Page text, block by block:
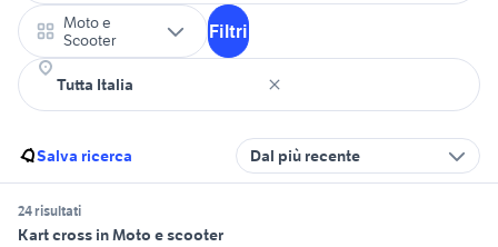
Moto e
Scooter
Filtri
Salva ricerca Dal più recente
24 risultati
Kart cross in Moto e scooter